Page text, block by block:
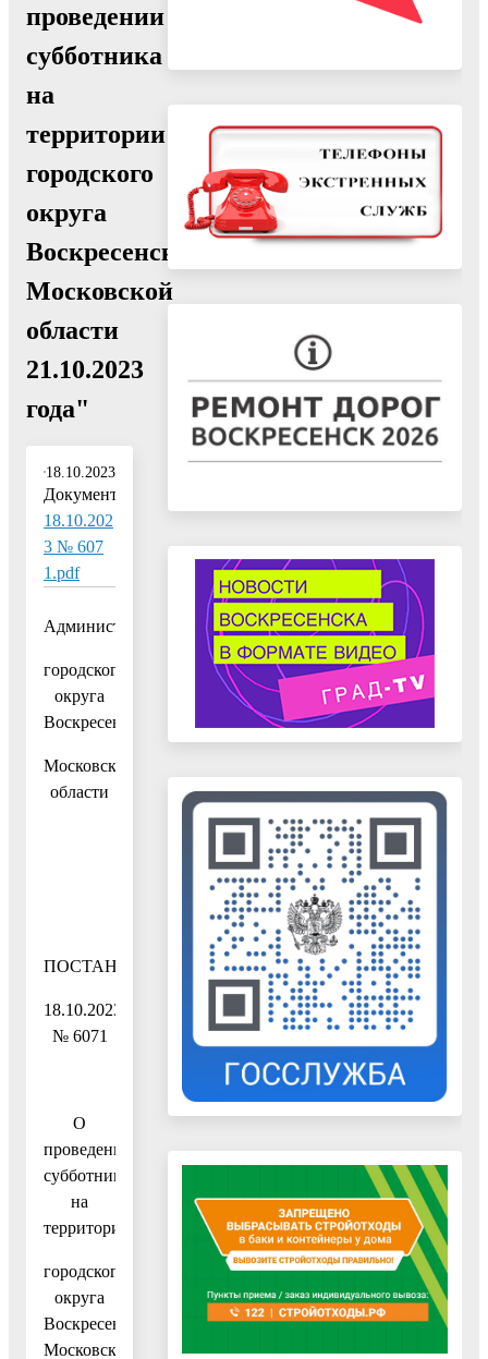
проведении
субботника
на
территории
городского
округа
Воскресенск
Московской
области
21.10.2023
года"
18.10.2023
Документ:
18.10.202
3 № 607
1.pdf
Администрация
городского
округа
Воскресенск
Московской
области
ПОСТАНОВЛЕНИЕ
18.10.2023
№ 6071
О
проведении
субботника
на
территории
городского
округа
Воскресенск
Московской